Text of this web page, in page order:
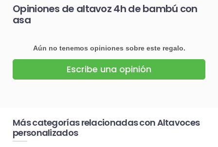
Opiniones de altavoz 4h de bambú con
asa
Aún no tenemos opiniones sobre este regalo.
Escribe una opinión
Más categorías relacionadas con Altavoces
personalizados